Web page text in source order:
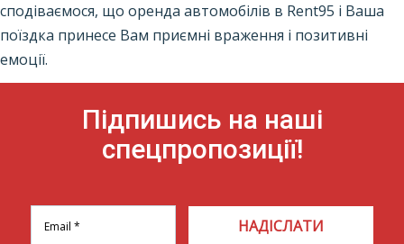
сподіваємося, що оренда автомобілів в Rent95 і Ваша
поїздка принесе Вам приємні враження і позитивні
емоції.
Підпишись на наші
спецпропозиції!
НАДІСЛАТИ